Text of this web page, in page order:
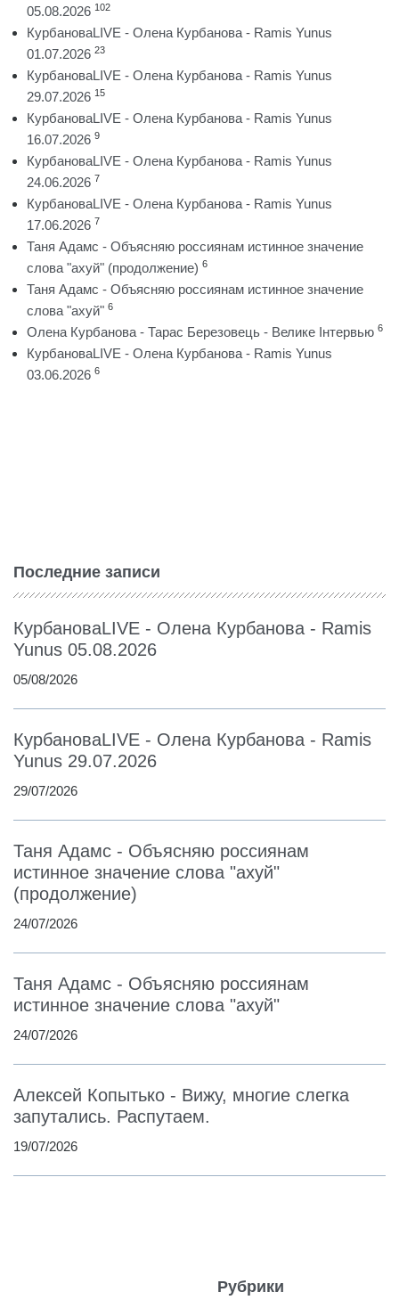
05.08.2026 102
КурбановаLIVE - Олена Курбанова - Ramis Yunus
01.07.2026 23
КурбановаLIVE - Олена Курбанова - Ramis Yunus
29.07.2026 15
КурбановаLIVE - Олена Курбанова - Ramis Yunus
16.07.2026 9
КурбановаLIVE - Олена Курбанова - Ramis Yunus
24.06.2026 7
КурбановаLIVE - Олена Курбанова - Ramis Yunus
17.06.2026 7
Таня Адамс - Объясняю россиянам истинное значение
слова "ахуй" (продолжение) 6
Таня Адамс - Объясняю россиянам истинное значение
слова "ахуй" 6
Олена Курбанова - Тарас Березовець - Велике Інтервью 6
КурбановаLIVE - Олена Курбанова - Ramis Yunus
03.06.2026 6
Последние записи
КурбановаLIVE - Олена Курбанова - Ramis
Yunus 05.08.2026
05/08/2026
КурбановаLIVE - Олена Курбанова - Ramis
Yunus 29.07.2026
29/07/2026
Таня Адамс - Объясняю россиянам
истинное значение слова "ахуй"
(продолжение)
24/07/2026
Таня Адамс - Объясняю россиянам
истинное значение слова "ахуй"
24/07/2026
Алексей Копытько - Вижу, многие слегка
запутались. Распутаем.
19/07/2026
Рубрики